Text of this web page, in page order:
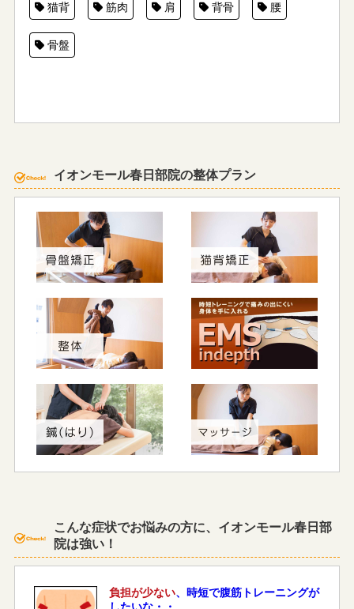
猫背 筋肉 肩 背骨 腰
骨盤
イオンモール春日部院の整体プラン
こんな症状でお悩みの方に、イオンモール春日部
院は強い！
負担が少ない、時短で腹筋トレーニングが
したいな・・